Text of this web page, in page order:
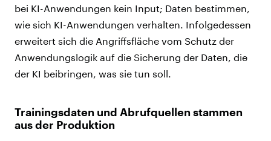
bei KI-Anwendungen kein Input; Daten bestimmen,
wie sich KI-Anwendungen verhalten. Infolgedessen
erweitert sich die Angriffsfläche vom Schutz der
Anwendungslogik auf die Sicherung der Daten, die
der KI beibringen, was sie tun soll.
Trainingsdaten und Abrufquellen stammen
aus der Produktion